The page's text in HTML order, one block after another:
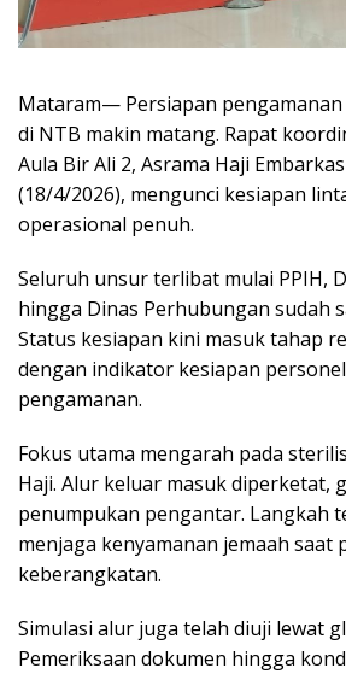
Mataram— Persiapan pengamanan
di NTB makin matang. Rapat
Aula Bir Ali 2, Asrama Haji
(18/4/2026), mengunci kesiapan
operasional penuh.
Seluruh unsur terlibat mulai PPIH,
hingga Dinas Perhubungan sudah
Status kesiapan kini masuk tahap
dengan indikator kesiapan
pengamanan.
Fokus utama mengarah pada
Haji. Alur keluar masuk diperketat,
penumpukan pengantar. Langkah
menjaga kenyamanan jemaah saat
keberangkatan.
Simulasi alur juga telah diuji lewat
Pemeriksaan dokumen hingga